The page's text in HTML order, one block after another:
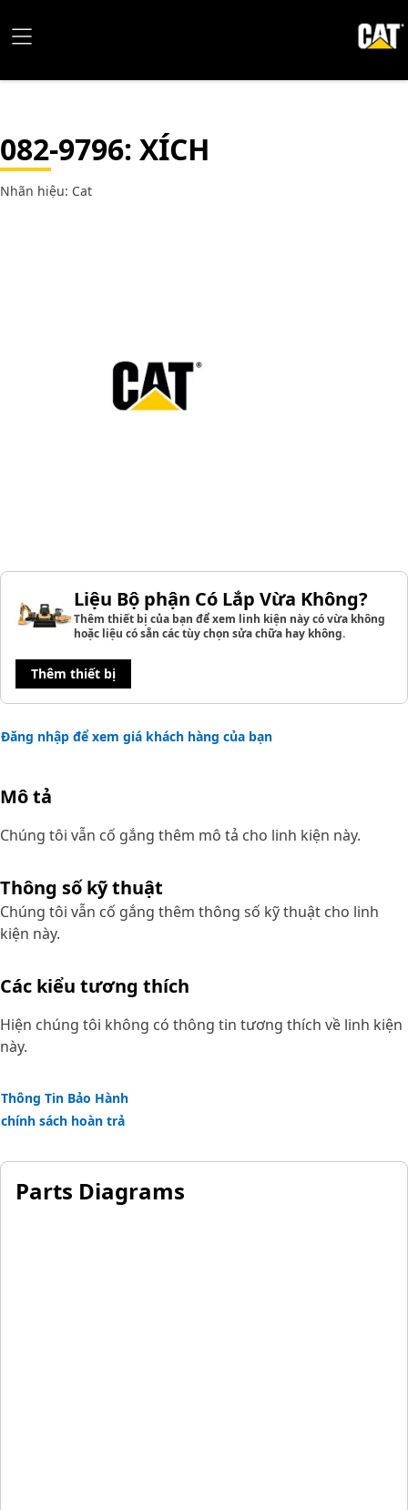
082-9796: XÍCH
Nhãn hiệu: Cat
Liệu Bộ phận Có Lắp Vừa Không?
Thêm thiết bị của bạn để xem linh kiện này có vừa không
hoặc liệu có sẵn các tùy chọn sửa chữa hay không.
Thêm thiết bị
Đăng nhập để xem giá khách hàng của bạn
Mô tả
Chúng tôi vẫn cố gắng thêm mô tả cho linh kiện này.
Thông số kỹ thuật
Chúng tôi vẫn cố gắng thêm thông số kỹ thuật cho linh
kiện này.
Các kiểu tương thích
Hiện chúng tôi không có thông tin tương thích về linh kiện
này.
Thông Tin Bảo Hành
chính sách hoàn trả
Parts Diagrams